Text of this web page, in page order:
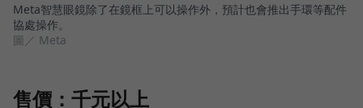
Meta智慧眼鏡除了在鏡框上可以操作外，預計也會推出手環等配件
協處操作。
圖／ Meta
售價：千元以上